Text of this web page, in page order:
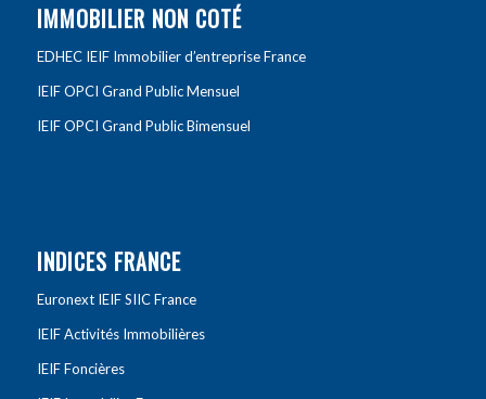
IMMOBILIER NON COTÉ
EDHEC IEIF Immobilier d’entreprise France
IEIF OPCI Grand Public Mensuel
IEIF OPCI Grand Public Bimensuel
INDICES FRANCE
Euronext IEIF SIIC France
IEIF Activités Immobilières
IEIF Foncières